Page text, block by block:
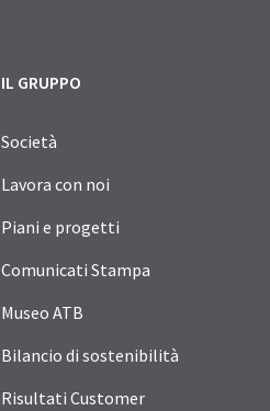
IL GRUPPO
Società
Lavora con noi
Piani e progetti
Comunicati Stampa
Museo ATB
Bilancio di sostenibilità
Risultati Customer